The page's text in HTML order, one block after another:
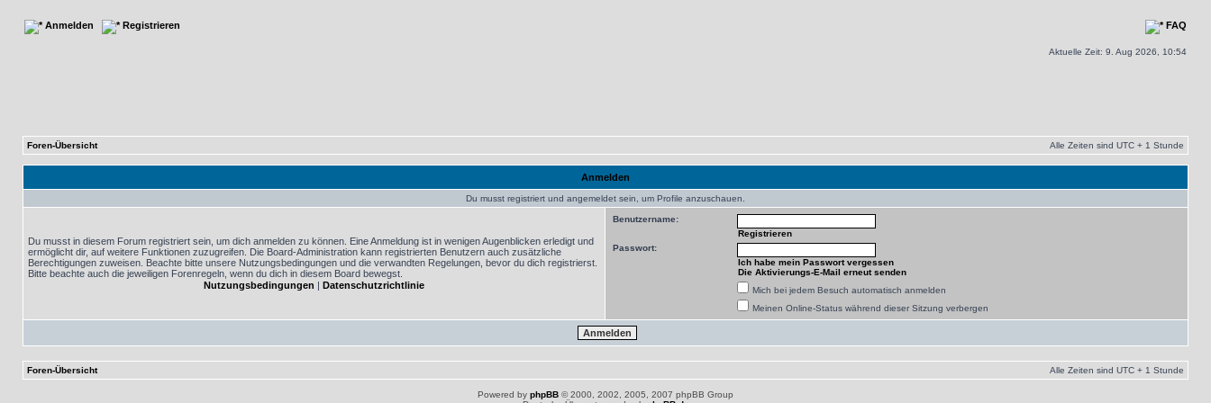
Anmelden Registrieren FAQ
Aktuelle Zeit: 9. Aug 2026, 10:54
Foren-Übersicht Alle Zeiten sind UTC + 1 Stunde
Anmelden
Du musst registriert und angemeldet sein, um Profile anzuschauen.
Du musst in diesem Forum registriert sein, um dich anmelden zu können. Eine Anmeldung ist in wenigen Augenblicken erledigt und
ermöglicht dir, auf weitere Funktionen zuzugreifen. Die Board-Administration kann registrierten Benutzern auch zusätzliche
Berechtigungen zuweisen. Beachte bitte unsere Nutzungsbedingungen und die verwandten Regelungen, bevor du dich registrierst.
Bitte beachte auch die jeweiligen Forenregeln, wenn du dich in diesem Board bewegst.
Nutzungsbedingungen | Datenschutzrichtlinie
Benutzername:
Registrieren
Passwort:
Ich habe mein Passwort vergessen
Die Aktivierungs-E-Mail erneut senden
Mich bei jedem Besuch automatisch anmelden
Meinen Online-Status während dieser Sitzung verbergen
Foren-Übersicht Alle Zeiten sind UTC + 1 Stunde
Powered by phpBB © 2000, 2002, 2005, 2007 phpBB Group